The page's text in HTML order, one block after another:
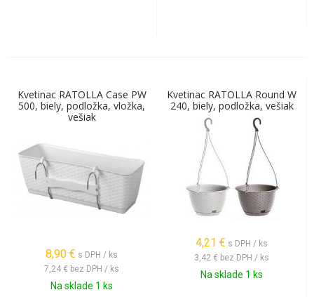
Kvetinac RATOLLA Case PW
500, biely, podložka, vložka,
vešiak
8,90 € s DPH / ks
7,24 € bez DPH / ks
Na sklade 1 ks
Kvetinac RATOLLA Round W
240, biely, podložka, vešiak
4,21 € s DPH / ks
3,42 € bez DPH / ks
Na sklade 1 ks